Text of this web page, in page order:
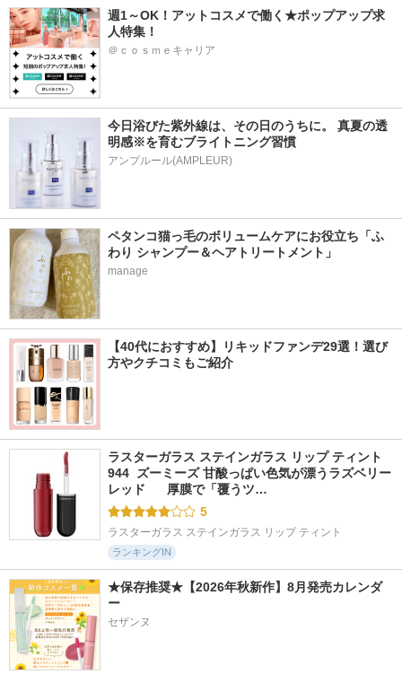
週1～OK！アットコスメで働く★ポップアップ求
人特集！
＠ｃｏｓｍｅキャリア
今日浴びた紫外線は、その日のうちに。 真夏の透
明感※を育むブライトニング習慣
アンプルール(AMPLEUR)
ペタンコ猫っ毛のボリュームケアにお役立ち「ふ
わり シャンプー＆ヘアトリートメント」
manage
【40代におすすめ】リキッドファンデ29選！選び
方やクチコミもご紹介
ラスターガラス ステインガラス リップ ティント
944  ズーミーズ 甘酸っぱい色気が漂うラズベリー
レッド      厚膜で「覆うツ…
5
ラスターガラス ステインガラス リップ ティント
ランキングIN
★保存推奨★【2026年秋新作】8月発売カレンダ
ー
セザンヌ